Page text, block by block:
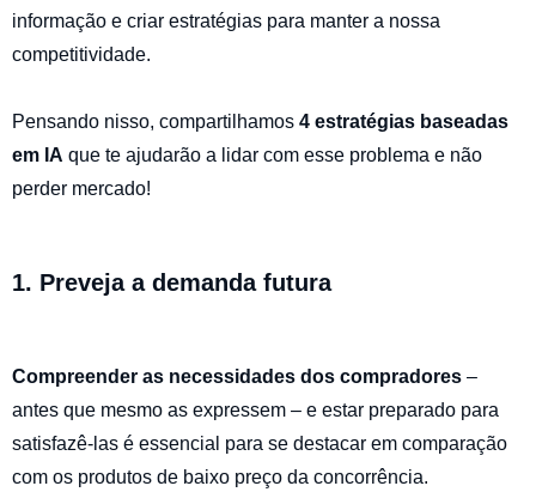
informação e criar estratégias para manter a nossa
competitividade.
Pensando nisso, compartilhamos 4 estratégias baseadas
em IA que te ajudarão a lidar com esse problema e não
perder mercado!
1. Preveja a demanda futura
Compreender as necessidades dos compradores –
antes que mesmo as expressem – e estar preparado para
satisfazê-las é essencial para se destacar em comparação
com os produtos de baixo preço da concorrência.